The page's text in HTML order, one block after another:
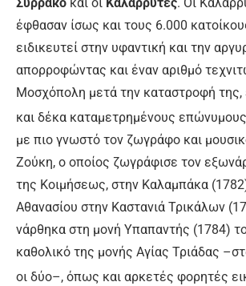
έφθασαν ίσως και τους 6.000
ειδικευτεί στην υφαντική και την
απορροφώντας και έναν αριθμό
Μοσχόπολη μετά την καταστροφή της,
και δέκα καταμετρημένους
με πιο γνωστό τον ζωγράφο και
Ζούκη, ο οποίος ζωγράφισε τον
της Κοιμήσεως, στην Καλαμπάκα
Αθανασίου στην Καστανιά Τρικάλων
νάρθηκα στη μονή Υπαπαντής (1784)
καθολικό της μονής Αγίας Τριάδας
οι δύο–, όπως και αρκετές φορητές